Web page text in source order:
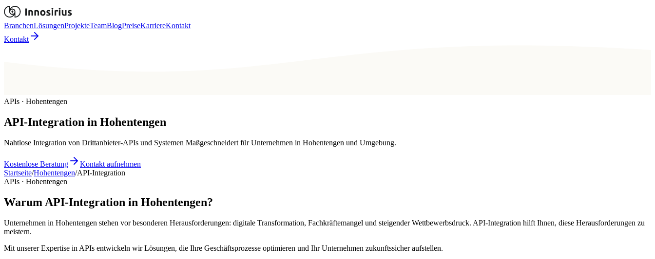
BranchenLösungenProjekteTeamBlogPreiseKarriereKontakt
Kontakt
APIs · Hohentengen
API-Integration in Hohentengen
Nahtlose Integration von Drittanbieter-APIs und Systemen Maßgeschneidert für Unternehmen in Hohentengen und Umgebung.
Kostenlose Beratung
Kontakt aufnehmen
Startseite/Hohentengen/API-Integration
APIs · Hohentengen
Warum API-Integration in Hohentengen?
Unternehmen in Hohentengen stehen vor besonderen Herausforderungen: digitale Transformation, Fachkräftemangel und steigender Wettbewerbsdruck. API-Integration hilft Ihnen, diese Herausforderungen zu
meistern.
Mit unserer Expertise in APIs entwickeln wir Lösungen, die Ihre Geschäftsprozesse optimieren und Ihr Unternehmen zukunftssicher aufstellen.